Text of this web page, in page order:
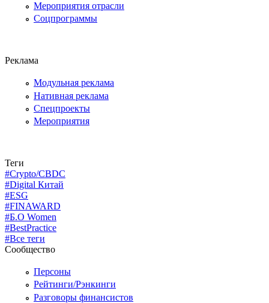
Мероприятия отрасли
Соцпрограммы
Реклама
Модульная реклама
Нативная реклама
Спецпроекты
Мероприятия
Теги
#Crypto/CBDC
#Digital Китай
#ESG
#FINAWARD
#Б.О Women
#BestPractice
#Все теги
Сообщество
Персоны
Рейтинги/Рэнкинги
Разговоры финансистов